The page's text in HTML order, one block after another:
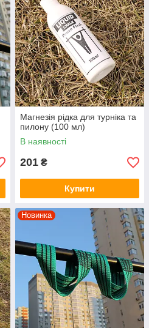
Магнезія рідка для турніка та
пилону (100 мл)
В наявності
201 ₴
Купити
Новинка